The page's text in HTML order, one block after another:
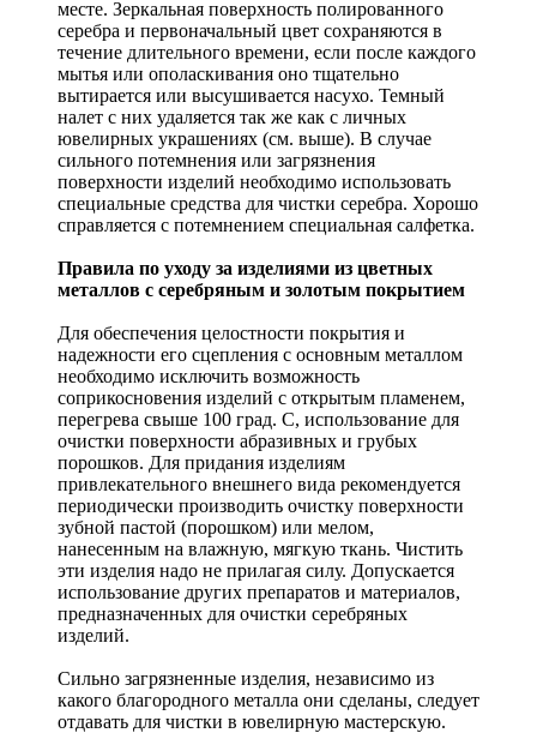
месте. Зеркальная поверхность полированного
серебра и первоначальный цвет сохраняются в
течение длительного времени, если после каждого
мытья или ополаскивания оно тщательно
вытирается или высушивается насухо. Темный
налет с них удаляется так же как с личных
ювелирных украшениях (см. выше). В случае
сильного потемнения или загрязнения
поверхности изделий необходимо использовать
специальные средства для чистки серебра. Хорошо
справляется с потемнением специальная салфетка.
Правила по уходу за изделиями из цветных
металлов с серебряным и золотым покрытием
Для обеспечения целостности покрытия и
надежности его сцепления с основным металлом
необходимо исключить возможность
соприкосновения изделий с открытым пламенем,
перегрева свыше 100 град. С, использование для
очистки поверхности абразивных и грубых
порошков. Для придания изделиям
привлекательного внешнего вида рекомендуется
периодически производить очистку поверхности
зубной пастой (порошком) или мелом,
нанесенным на влажную, мягкую ткань. Чистить
эти изделия надо не прилагая силу. Допускается
использование других препаратов и материалов,
предназначенных для очистки серебряных
изделий.
Сильно загрязненные изделия, независимо из
какого благородного металла они сделаны, следует
отдавать для чистки в ювелирную мастерскую.